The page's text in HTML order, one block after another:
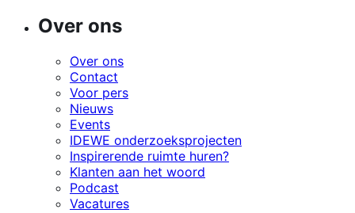
Over ons
Over ons
Contact
Voor pers
Nieuws
Events
IDEWE onderzoeksprojecten
Inspirerende ruimte huren?
Klanten aan het woord
Podcast
Vacatures